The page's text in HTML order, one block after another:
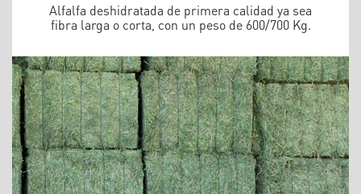
Alfalfa deshidratada de primera calidad ya sea
fibra larga o corta, con un peso de 600/700 Kg.